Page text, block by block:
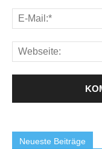
Neueste Beiträge